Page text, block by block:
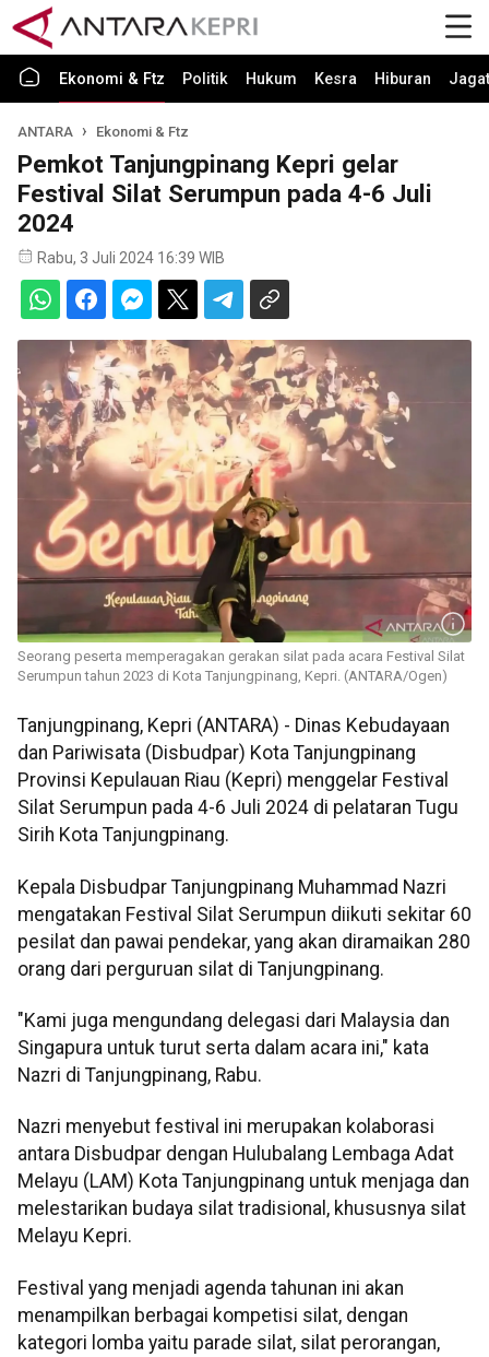
Ekonomi & Ftz Politik Hukum Kesra Hiburan Jagat
ANTARA Ekonomi & Ftz
Pemkot Tanjungpinang Kepri gelar
Festival Silat Serumpun pada 4-6 Juli
2024
Rabu, 3 Juli 2024 16:39 WIB
Seorang peserta memperagakan gerakan silat pada acara Festival Silat
Serumpun tahun 2023 di Kota Tanjungpinang, Kepri. (ANTARA/Ogen)
Tanjungpinang, Kepri (ANTARA) - Dinas Kebudayaan
dan Pariwisata (Disbudpar) Kota Tanjungpinang
Provinsi Kepulauan Riau (Kepri) menggelar Festival
Silat Serumpun pada 4-6 Juli 2024 di pelataran Tugu
Sirih Kota Tanjungpinang.
Kepala Disbudpar Tanjungpinang Muhammad Nazri
mengatakan Festival Silat Serumpun diikuti sekitar 60
pesilat dan pawai pendekar, yang akan diramaikan 280
orang dari perguruan silat di Tanjungpinang.
"Kami juga mengundang delegasi dari Malaysia dan
Singapura untuk turut serta dalam acara ini," kata
Nazri di Tanjungpinang, Rabu.
Nazri menyebut festival ini merupakan kolaborasi
antara Disbudpar dengan Hulubalang Lembaga Adat
Melayu (LAM) Kota Tanjungpinang untuk menjaga dan
melestarikan budaya silat tradisional, khususnya silat
Melayu Kepri.
Festival yang menjadi agenda tahunan ini akan
menampilkan berbagai kompetisi silat, dengan
kategori lomba yaitu parade silat, silat perorangan,